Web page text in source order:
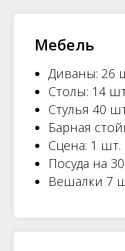
Мебель
Диваны: 26
Столы: 14
Стулья 40
Барная
Сцена: 1 шт.
Посуда на
Вешалки 7